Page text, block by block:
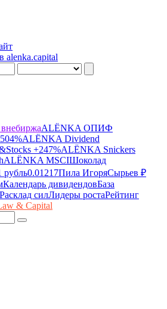
alenka.capital
ALЁNKA ОПИФ
ALЁNKA Dividend
+247%ALЁNKA Snickers
ALЁNKA MSCIШоколад
рубль0.01217Пила ИгоряСырьев ₽
Календарь дивидендовБаза
Расклад силЛидеры ростаРейтинг
& Capital